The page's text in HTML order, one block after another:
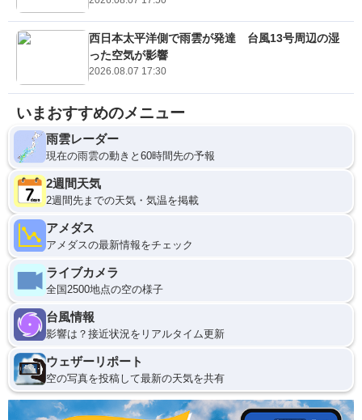
西日本太平洋側で雨雲が発達 台風13号周辺の湿
った空気が影響
2026.08.07 17:30
いまおすすめのメニュー
雨雲レーダー
現在の雨雲の動きと60時間先の予報
2週間天気
2週間先までの天気・気温を掲載
アメダス
アメダスの最新情報をチェック
ライブカメラ
全国2500地点の空の様子
台風情報
影響は？接近状況をリアルタイム更新
ウェザーリポート
空の写真を投稿して最新の天気を共有